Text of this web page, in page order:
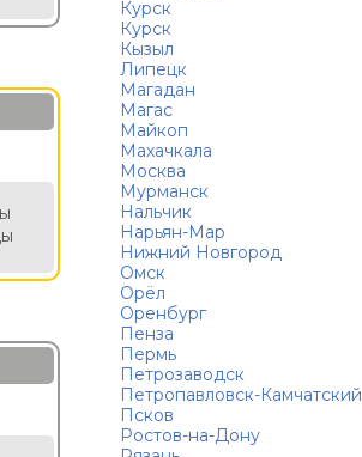
Курск
Курск
Кызыл
Липецк
Магадан
Магас
Майкоп
Махачкала
Москва
Мурманск
Нальчик
Нарьян-Мар
Нижний Новгород
Омск
Орёл
Оренбург
Пенза
Пермь
Петрозаводск
Петропавловск-Камчатский
Псков
Ростов-на-Дону